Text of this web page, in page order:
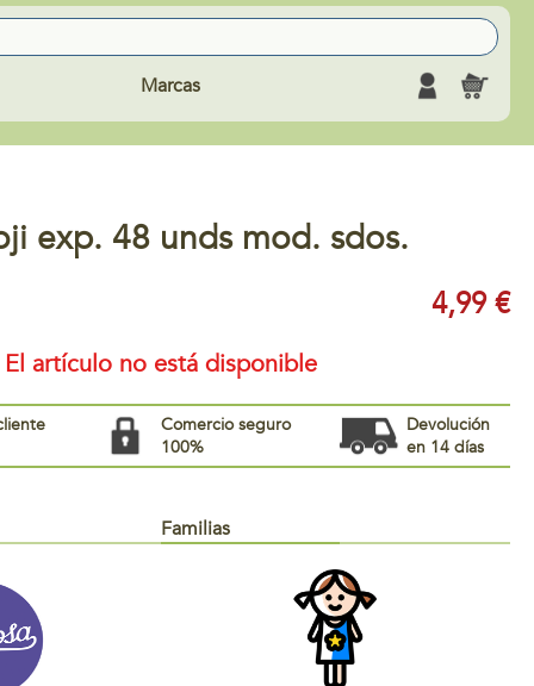
Marcas
exp. 48 unds mod. sdos.
4,99 €
El artículo no está disponible
Comercio seguro
100%
Devolución
en 14 días
Familias